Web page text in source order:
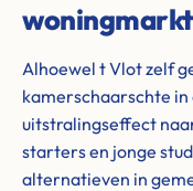
Alhoewel t Vlot zelf
kamerschaarschte
uitstralingseffect
starters en jonge
alternatieven in